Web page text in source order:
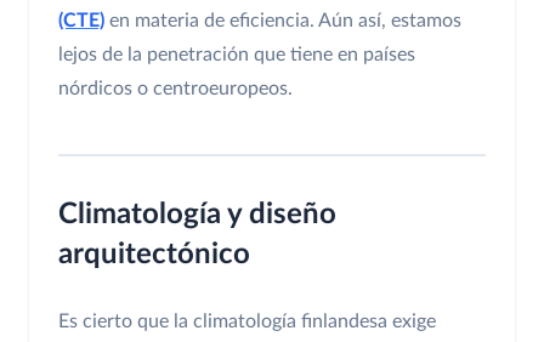
(CTE) en materia de eficiencia. Aún así, estamos
lejos de la penetración que tiene en países
nórdicos o centroeuropeos.
Climatología y diseño
arquitectónico
Es cierto que la climatología finlandesa exige